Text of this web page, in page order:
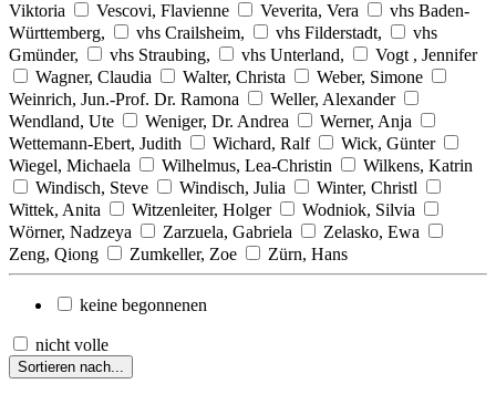
Viktoria
Vescovi, Flavienne Veverita, Vera
vhs Baden-
Württemberg,
vhs Crailsheim, vhs Filderstadt,
vhs
Gmünder,
vhs Straubing, vhs Unterland,
Vogt , Jennifer
Wagner, Claudia
Walter, Christa
Weber, Simone
Weinrich, Jun.-Prof. Dr. Ramona
Weller, Alexander
Wendland, Ute
Weniger, Dr. Andrea
Werner, Anja
Wettemann-Ebert, Judith
Wichard, Ralf
Wick, Günter
Wiegel, Michaela
Wilhelmus, Lea-Christin
Wilkens, Katrin
Windisch, Steve
Windisch, Julia
Winter, Christl
Wittek, Anita
Witzenleiter, Holger
Wodniok, Silvia
Wörner, Nadzeya
Zarzuela, Gabriela
Zelasko, Ewa
Zeng, Qiong
Zumkeller, Zoe Zürn, Hans
keine begonnenen
nicht volle
Sortieren nach...